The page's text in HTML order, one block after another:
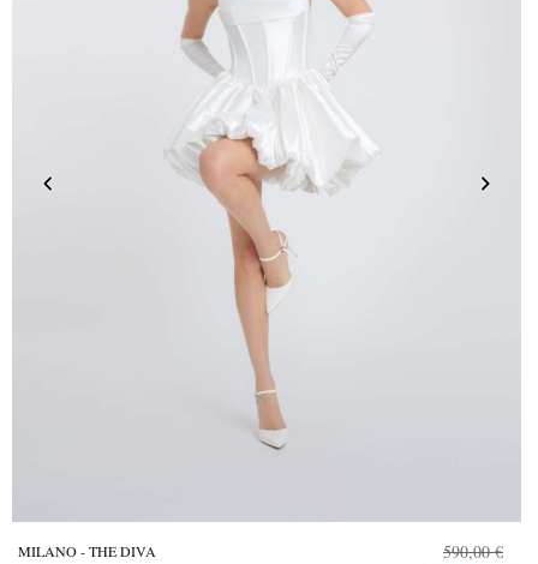
MILANO - THE DIVA 590,00 €